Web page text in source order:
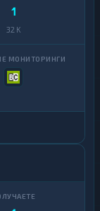
1
32 K